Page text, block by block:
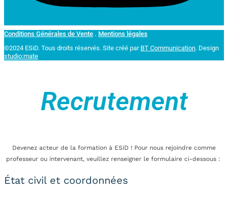
Conditions Générales de Vente . Mentions légales
©2024 ESiD. Tous droits réservés. Site créé par BT Communication. Design
studio:mate
Recrutement
Devenez acteur de la formation à ESiD ! Pour nous rejoindre comme
professeur ou intervenant, veuillez renseigner le formulaire ci-dessous :
État civil et coordonnées